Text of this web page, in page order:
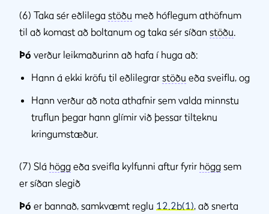
(6) Taka sér eðlilega stöðu með hóflegum athöfnum
til að komast að boltanum og taka sér síðan stöðu.
Þó verður leikmaðurinn að hafa í huga að:
Hann á ekki kröfu til eðlilegrar stöðu eða sveiflu, og
Hann verður að nota athafnir sem valda minnstu
truflun þegar hann glímir við þessar tilteknu
kringumstæður.
(7) Slá högg eða sveifla kylfunni aftur fyrir högg sem
er síðan slegið
Þó er bannað, samkvæmt reglu 12.2b(1), að snerta